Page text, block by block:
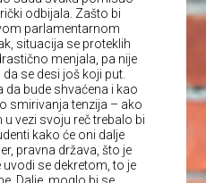
odbijala. Zašto bi
parlamentarnom
situacija se proteklih
menjala, pa nije
se desi još koji put.
da bude shvaćena i kao
smirivanja tenzija – ako
vezi svoju reč trebalo bi
kako će oni dalje
pravna država, što je
se dekretom, to je
Dalje, moglo bi se